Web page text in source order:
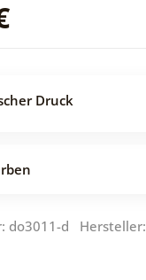
Druck
do3011-d Hersteller: